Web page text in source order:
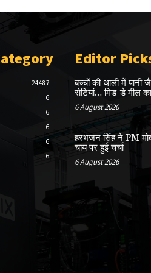
24487
6
6
6
6
6
Editor
बच्चों की थाली में पानी
रोटियां… मिड-डे मील
6 August 2026
हरभजन सिंह ने PM
चाय पर हुई चर्चा
6 August 2026